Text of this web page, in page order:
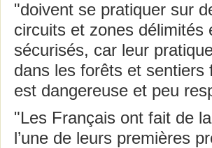
"doivent se pratiquer sur
circuits et zones délimités
sécurisés, car leur
dans les forêts et sentiers
est dangereuse et peu
"Les Français ont fait de
l’une de leurs premières